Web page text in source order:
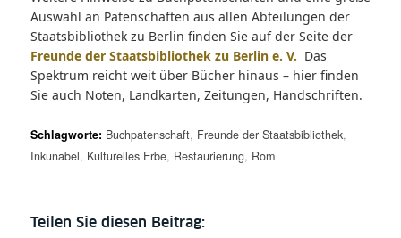
Auswahl an Patenschaften aus allen Abteilungen der
Staatsbibliothek zu Berlin finden Sie auf der Seite der
Freunde der Staatsbibliothek zu Berlin e. V. Das
Spektrum reicht weit über Bücher hinaus – hier finden
Sie auch Noten, Landkarten, Zeitungen, Handschriften.
Schlagworte: Buchpatenschaft, Freunde der Staatsbibliothek,
Inkunabel, Kulturelles Erbe, Restaurierung, Rom